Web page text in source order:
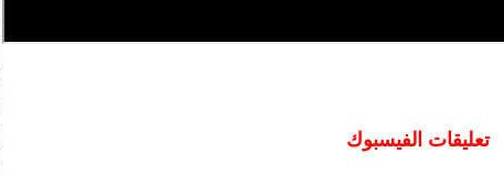
تعليقات الفيسبوك